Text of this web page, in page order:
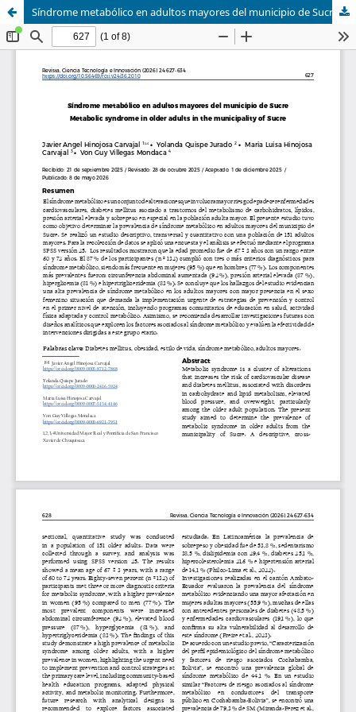
Síndrome metabólico en adultos mayores del municipio de Sucre